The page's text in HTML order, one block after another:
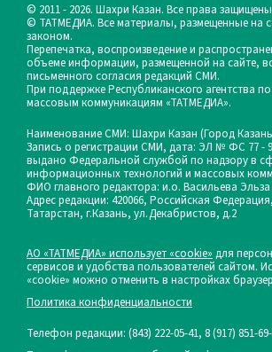
© 2011 - 2026. Шахри Казан. Все права
© ТАТМЕДИА. Все материалы, размещенные на
законом.
Перепечатка, воспроизведение и
объеме информации, размещенной на сайте,
письменного согласия редакций СМИ.
При поддержке Республиканского агентства
массовым коммуникациям «ТАТМЕДИА».
Наименование СМИ: Шахри Казан (Город
Запись о регистрации СМИ, дата: ЭЛ № ФС 77 -
выдано Федеральной службой по надзору в
информационных технологий и массовых
ФИО главного редактора: и.о. Васильева
Адрес редакции: 420066, Российская
Татарстан, г.Казань, ул.Декабристов, д.2
АО «ТАТМЕДИА» использует «cookie» для
сервисов и удобства пользователей сайтом.
«cookie» можно отменить в настройках
Политика конфиденциальности
Телефон редакции: (843) 222-05-41, 8 (917) 851-